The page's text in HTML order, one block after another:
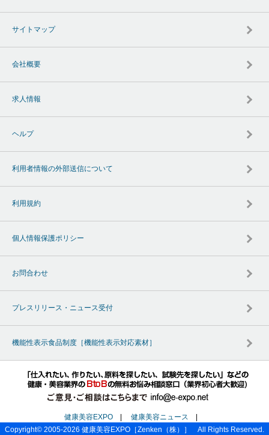
サイトマップ
会社概要
求人情報
ヘルプ
利用者情報の外部送信について
利用規約
個人情報保護ポリシー
お問合わせ
プレスリリース・ニュース受付
機能性表示食品制度［機能性表示対応素材］
健康美容EXPO 健康美容ニュース
Copyright© 2005-2026 健康美容EXPO ［Zenken（株）］ All Rights Reserved.